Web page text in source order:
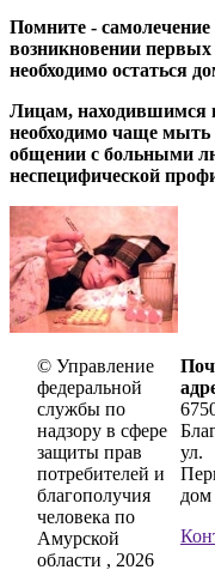
Помните -
возникновении
необходимо остаться
Лицам, находившимся
необходимо чаще мыть
общении с больными
неспецифической
© Управление
федеральной
службы по
надзору в сфере
защиты прав
потребителей и
благополучия
человека по
Амурской
области , 2026
ул.
дом